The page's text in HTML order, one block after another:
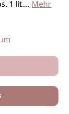
1 lit....Mehr